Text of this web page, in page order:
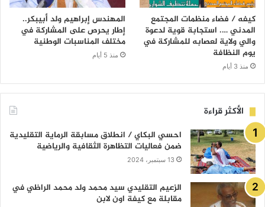
كيفه / فضاء منظمات المجتمع
المدني …. استجابة قوية لدعوة
والي ولاية لعصابه للمشاركة في
يوم النظافة
منذ 3 أيام
المهندس إبراهيم ولد أبيبكر..
إطار يحرص على المشاركة في
مختلف المناسبات الوطنية
منذ 5 أيام
الأكثر قراءة
احسي البكاي / انطلاق مسابقة الرماية التقليدية
ضمن فعاليات التظاهرة الثقافية والرياضية
13 سبتمبر، 2024
الزعيم التقليدي سيد محمد ولد محمد الراظي في
مقابلة مع كيفة اون لابن